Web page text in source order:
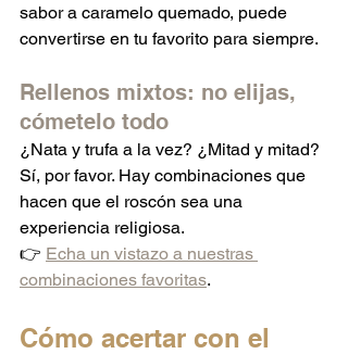
sabor a caramelo quemado, puede
convertirse en tu favorito para siempre.
Rellenos mixtos: no elijas,
cómetelo todo
¿Nata y trufa a la vez? ¿Mitad y mitad?
Sí, por favor. Hay combinaciones que
hacen que el roscón sea una
experiencia religiosa.
👉 Echa un vistazo a nuestras
combinaciones favoritas.
Cómo acertar con el